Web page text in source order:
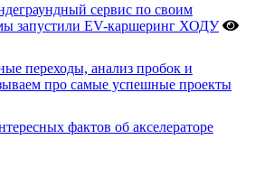
сервис по своим
запустили EV-каршеринг ХОДУ
переходы, анализ пробок и
про самые успешные проекты
фактов об акселераторе